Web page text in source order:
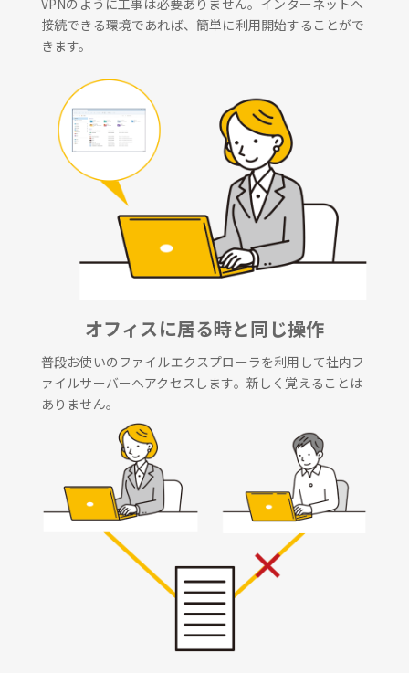
接続できる環境であれば、簡単に利用開始することがで
きます。
オフィスに居る時と同じ操作
普段お使いのファイルエクスプローラを利用して社内フ
ァイルサーバーへアクセスします。新しく覚えることは
ありません。